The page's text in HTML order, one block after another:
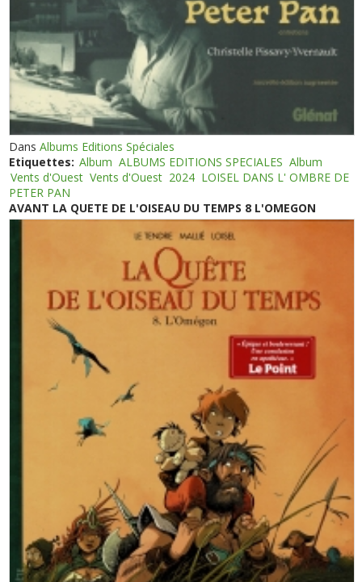
DansAlbums Editions Spéciales
Etiquettes: Album ALBUMS EDITIONS SPECIALES Album
Vents d'Ouest Vents d'Ouest 2024 LOISEL DANS L' OMBRE DE
PETER PAN
AVANT LA QUETE DE L'OISEAU DU TEMPS 8 L'OMEGON